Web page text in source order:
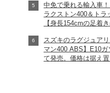
【Honda2026新車ニ
中免で乗れる輸入車
ラクストン400＆トラ
【身長154cmの足着き
スズキのラグジュア
マン400 ABS】E10
て発売。価格は据え